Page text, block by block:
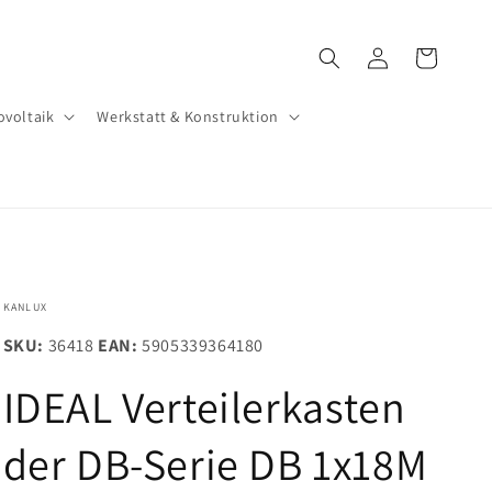
Werkstatt & Konstruktion
EinloggenWarenkorb
KANLUX
SKU: 36418 EAN: 5905339364180
IDEAL Verteilerkasten
der DB-Serie DB 1x18M